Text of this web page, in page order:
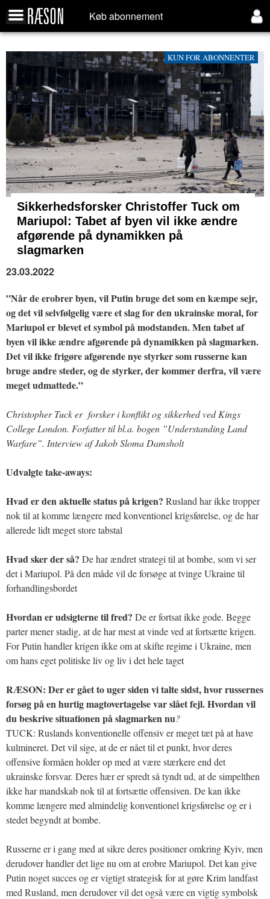
Køb abonnement
KUN FOR ABONNENTER
Sikkerhedsforsker Christoffer Tuck om
Mariupol: Tabet af byen vil ikke ændre
afgørende på dynamikken på
slagmarken
23.03.2022
”Når de erobrer byen, vil Putin bruge det som en kæmpe sejr,
og det vil selvfølgelig være et slag for den ukrainske moral, for
Mariupol er blevet et symbol på modstanden. Men tabet af
byen vil ikke ændre afgørende på dynamikken på slagmarken.
Det vil ikke frigøre afgørende nye styrker som russerne kan
bruge andre steder, og de styrker, der kommer derfra, vil være
meget udmattede.”
Christopher Tuck er forsker i konflikt og sikkerhed ved Kings
College London. Forfatter til bl.a. bogen ”Understanding Land
Warfare”. Interview af Jakob Sloma Damsholt
Udvalgte take-aways:
Hvad er den aktuelle status på krigen? Rusland har ikke tropper
nok til at komme længere med konventionel krigsførelse, og de har
allerede lidt meget store tabstal
Hvad sker der så? De har ændret strategi til at bombe, som vi ser
det i Mariupol. På den måde vil de forsøge at tvinge Ukraine til
forhandlingsbordet
Hvordan er udsigterne til fred? De er fortsat ikke gode. Begge
parter mener stadig, at de har mest at vinde ved at fortsætte krigen.
For Putin handler krigen ikke om at skifte regime i Ukraine, men
om hans eget politiske liv og liv i det hele taget
RÆSON: Der er gået to uger siden vi talte sidst, hvor russernes
forsøg på en hurtig magtovertagelse var slået fejl. Hvordan vil
du beskrive situationen på slagmarken nu?
TUCK: Ruslands konventionelle offensiv er meget tæt på at have
kulmineret. Det vil sige, at de er nået til et punkt, hvor deres
offensive formåen holder op med at være stærkere end det
ukrainske forsvar. Deres hær er spredt så tyndt ud, at de simpelthen
ikke har mandskab nok til at fortsætte offensiven. De kan ikke
komme længere med almindelig konventionel krigsførelse og er i
stedet begyndt at bombe.
Russerne er i gang med at sikre deres positioner omkring Kyiv, men
derudover handler det lige nu om at erobre Mariupol. Det kan give
Putin noget succes og er vigtigt strategisk for at gøre Krim landfast
med Rusland, men derudover vil det også være en vigtig symbolsk